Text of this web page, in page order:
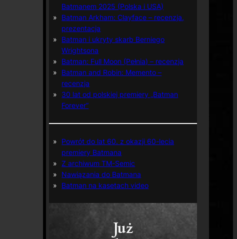
Batmanem 2025 (Polska i USA)
Batman Arkham: Clayface – recenzja,
prezentacja
Batman i ukryty skarb Berniego
Wrightsona
Batman: Full Moon (Pełnia) – recenzja
Batman and Robin: Memento –
recenzja
30 lat od polskiej premiery „Batman
Forever”
Powrót do lat 60. z okazji 60-lecia
premiery Batmana
Z archiwum TM-Semic
Nawiązania do Batmana
Batman na kasetach video
Już